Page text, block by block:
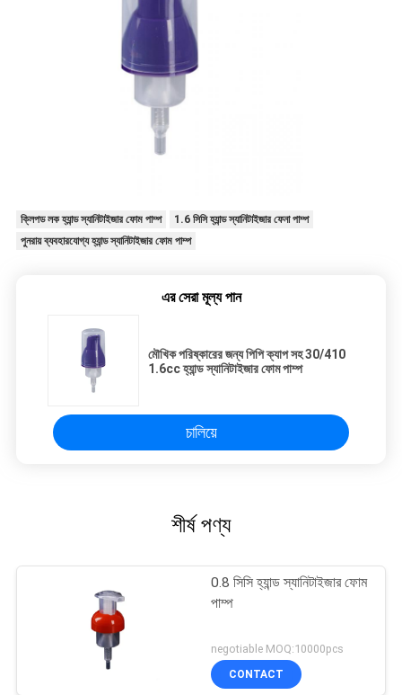
ক্লিপড লক হ্যান্ড স্যানিটাইজার ফোম পাম্প
1.6 সিসি হ্যান্ড স্যানিটাইজার ফেনা পাম্প
পুনরায় ব্যবহারযোগ্য হ্যান্ড স্যানিটাইজার ফোম পাম্প
এর সেরা মূল্য পান
মৌখিক পরিষ্কারের জন্য পিপি ক্যাপ সহ 30/410
1.6cc হ্যান্ড স্যানিটাইজার ফোম পাম্প
চালিয়ে
শীর্ষ পণ্য
0.8 সিসি হ্যান্ড স্যানিটাইজার ফোম
পাম্প
negotiable MOQ:10000pcs
CONTACT